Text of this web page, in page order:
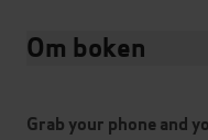
Om boken
Grab your phone and